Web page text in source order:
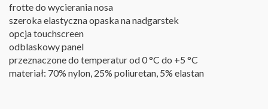
frotte do wycierania nosa
szeroka elastyczna opaska na nadgarstek
opcja touchscreen
odblaskowy panel
przeznaczone do temperatur od 0 °C do +5 °C
materiał: 70% nylon, 25% poliuretan, 5% elastan